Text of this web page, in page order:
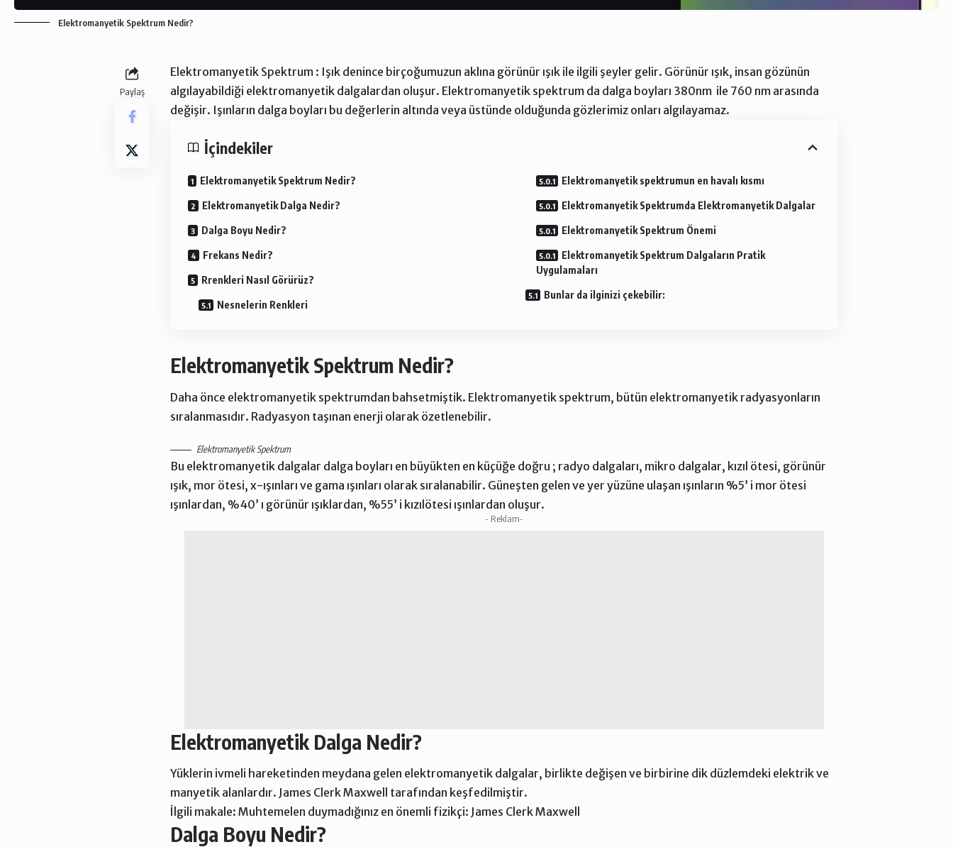
Elektromanyetik Spektrum Nedir?
Paylaş
Elektromanyetik Spektrum : Işık denince birçoğumuzun aklına görünür ışık ile ilgili şeyler gelir. Görünür ışık, insan gözünün
algılayabildiği elektromanyetik dalgalardan oluşur. Elektromanyetik spektrum da dalga boyları 380nm ile 760 nm arasında
değişir. Işınların dalga boyları bu değerlerin altında veya üstünde olduğunda gözlerimiz onları algılayamaz.
İçindekiler
Elektromanyetik Spektrum Nedir?
Elektromanyetik Dalga Nedir?
Dalga Boyu Nedir?
Frekans Nedir­­?
Rrenkleri Nasıl Görürüz?
Nesnelerin Renkleri
Elektromanyetik spektrumun en havalı kısmı
Elektromanyetik Spektrumda Elektromanyetik Dalgalar
Elektromanyetik Spektrum Önemi
Elektromanyetik Spektrum Dalgaların Pratik
Uygulamaları
Bunlar da ilginizi çekebilir:
Elektromanyetik Spektrum Nedir?
Daha önce elektromanyetik spektrumdan bahsetmiştik. Elektromanyetik spektrum, bütün elektromanyetik radyasyonların
sıralanmasıdır. Radyasyon taşınan enerji olarak özetlenebilir.
Elektromanyetik Spektrum
Bu elektromanyetik dalgalar dalga boyları en büyükten en küçüğe doğru ; radyo dalgaları, mikro dalgalar, kızıl ötesi, görünür
ışık, mor ötesi, x-ışınları ve gama ışınları olarak sıralanabilir. Güneşten gelen ve yer yüzüne ulaşan ışınların %5’ i mor ötesi
ışınlardan, %40’ ı görünür ışıklardan, %55’ i kızılötesi ışınlardan oluşur.
- Reklam-
Elektromanyetik Dalga Nedir?
Yüklerin ivmeli hareketinden meydana gelen elektromanyetik dalgalar, birlikte değişen ve birbirine dik düzlemdeki elektrik ve
manyetik alanlardır. James Clerk Maxwell tarafından keşfedilmiştir.
İlgili makale: Muhtemelen duymadığınız en önemli fizikçi: James Clerk Maxwell
Dalga Boyu Nedir?